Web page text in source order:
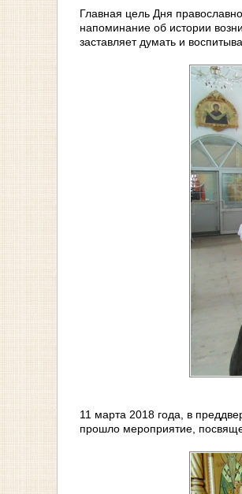
Главная цель Дня
напоминание об истории
заставляет думать и
11 марта 2018 года, в
прошло мероприятие,